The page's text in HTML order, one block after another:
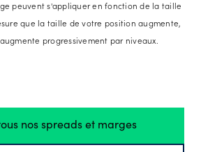
peuvent s'appliquer en fonction de la taille
que la taille de votre position augmente,
progressivement par niveaux.
nos spreads et marges